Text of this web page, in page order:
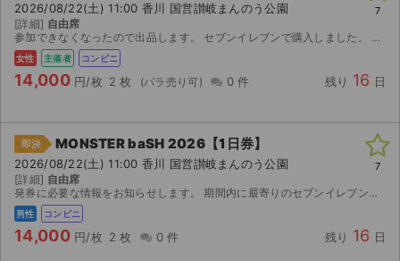
2026/08/22(土) 11:00 香川 国営讃岐まんのう公園
[詳細] 自由席
参加できなくなったので出品します。 セブンイレブンで購入しました。 あとは発券するだけです。 1枚13490円かかったので、この値段にしています。
女性 主催者 コンビニ
14,000 円/枚 2 枚 0 件 残り 16 日
7
即決 MONSTER baSH 2026【1日券】
2026/08/22(土) 11:00 香川 国営讃岐まんのう公園
[詳細] 自由席
発券に必要な情報をお知らせします。 期間内に最寄りのセブンイレブンで発券してください。
男性 コンビニ
14,000 円/枚 2 枚 0 件 残り 16 日
7